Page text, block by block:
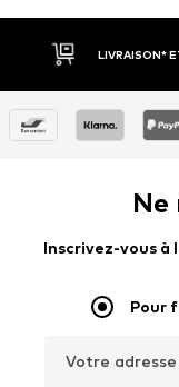
RETOUR
Ne
Inscrivez-vous
Pour
Votre